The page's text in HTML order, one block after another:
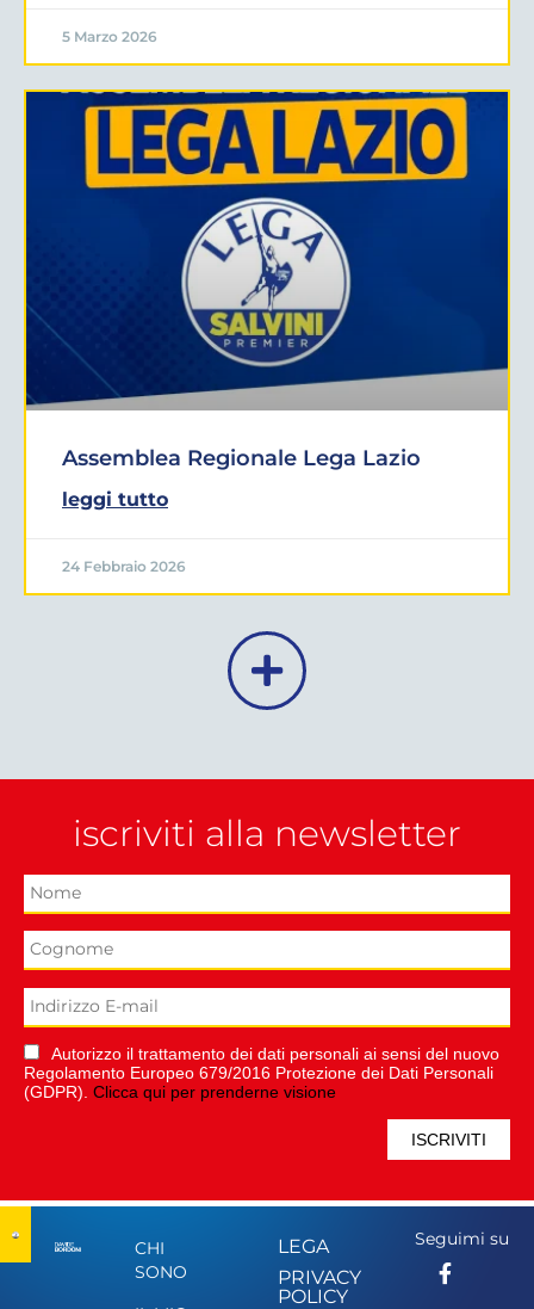
5 Marzo 2026
Assemblea Regionale Lega Lazio
leggi tutto
24 Febbraio 2026
iscriviti alla newsletter
Autorizzo il trattamento dei dati personali ai sensi del nuovo
Regolamento Europeo 679/2016 Protezione dei Dati Personali
(GDPR). Clicca qui per prenderne visione
CHI
SONO
LEGA
PRIVACY
POLICY
Seguimi su